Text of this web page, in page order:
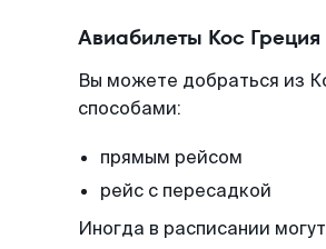
Авиабилеты Кос
Вы можете добраться из
способами:
прямым рейсом
рейс с пересадкой
Иногда в расписании